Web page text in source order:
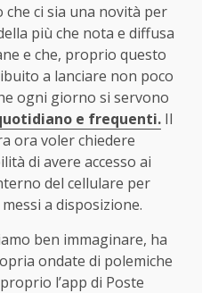
ci sia una novità per
più che nota e diffusa
e che, proprio questo
a lanciare non poco
ogni giorno si servono
e frequenti. Il
ora voler chiedere
di avere accesso ai
del cellulare per
a disposizione.
ben immaginare, ha
ondate di polemiche
l’app di Poste